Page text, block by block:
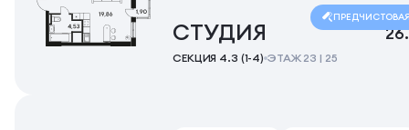
СТУДИЯ
СЕКЦИЯ 4.3 (1-4) ЭТАЖ 23 | 25